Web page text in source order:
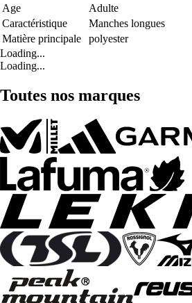
Age
Adulte
Caractéristique
Manches longues
Matière principale
polyester
Loading...
Loading...
Toutes nos marques